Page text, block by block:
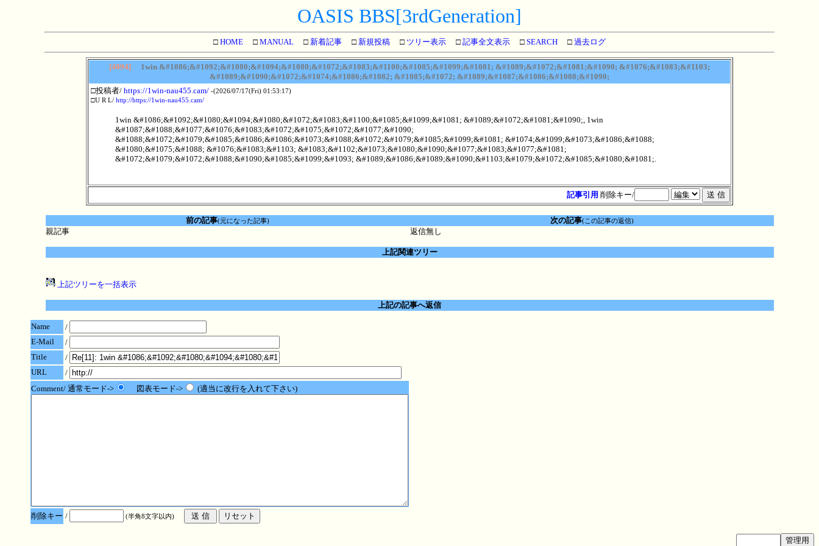
OASIS BBS[3rdGeneration]
□ HOME □ MANUAL □ 新着記事 □ 新規投稿 □ ツリー表示 □ 記事全文表示 □ SEARCH □ 過去ログ
[4094]
1win &#1086;&#1092;&#1080;&#1094;&#1080;&#1072;&#1083;&#1100;&#1085;&#1099;&#1081; &#1089;&#1072;&#1081;&#1090; &#1076;&#1083;&#1103;
&#1089;&#1090;&#1072;&#1074;&#1086;&#1082; &#1085;&#1072; &#1089;&#1087;&#1086;&#1088;&#1090;
□投稿者/ https://1win-nau455.cam/ -(2026/07/17(Fri) 01:53:17)
□U R L/ http://https://1win-nau455.cam/
1win &#1086;&#1092;&#1080;&#1094;&#1080;&#1072;&#1083;&#1100;&#1085;&#1099;&#1081; &#1089;&#1072;&#1081;&#1090;, 1win
&#1087;&#1088;&#1077;&#1076;&#1083;&#1072;&#1075;&#1072;&#1077;&#1090;
&#1088;&#1072;&#1079;&#1085;&#1086;&#1086;&#1073;&#1088;&#1072;&#1079;&#1085;&#1099;&#1081; &#1074;&#1099;&#1073;&#1086;&#1088;
&#1080;&#1075;&#1088; &#1076;&#1083;&#1103; &#1083;&#1102;&#1073;&#1080;&#1090;&#1077;&#1083;&#1077;&#1081;
&#1072;&#1079;&#1072;&#1088;&#1090;&#1085;&#1099;&#1093; &#1089;&#1086;&#1089;&#1090;&#1103;&#1079;&#1072;&#1085;&#1080;&#1081;.
記事引用 削除キー/
前の記事(元になった記事) 次の記事(この記事の返信)
親記事 返信無し
上記関連ツリー
上記ツリーを一括表示
上記の記事へ返信
Name
/
E-Mail
/
Title
/
URL
/
Comment/ 通常モード->
図表モード-> (適当に改行を入れて下さい)
削除キー / (半角8文字以内)